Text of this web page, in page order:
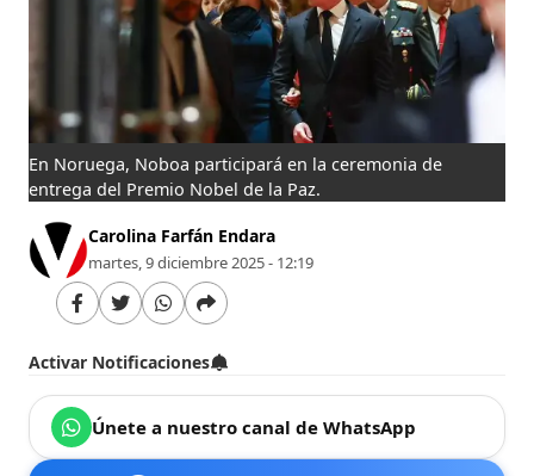
En Noruega, Noboa participará en la ceremonia de
entrega del Premio Nobel de la Paz.
Carolina Farfán Endara
martes, 9 diciembre 2025 - 12:19
Activar Notificaciones
Únete a nuestro canal de WhatsApp